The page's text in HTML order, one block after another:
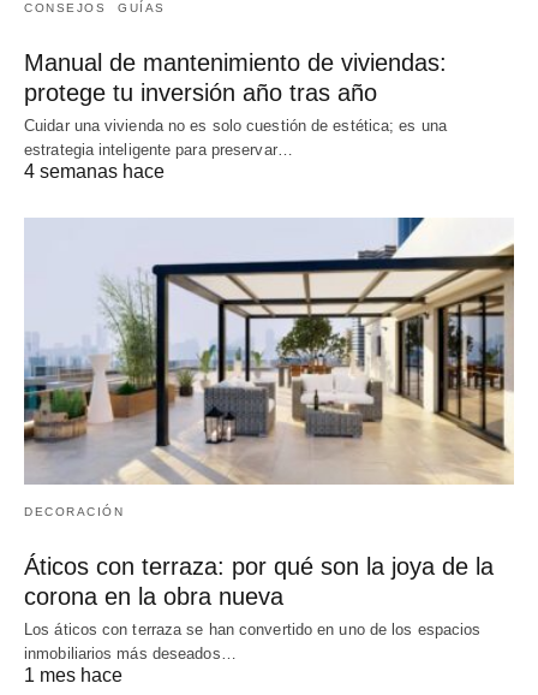
CONSEJOS GUÍAS
Manual de mantenimiento de viviendas:
protege tu inversión año tras año
Cuidar una vivienda no es solo cuestión de estética; es una
estrategia inteligente para preservar…
4 semanas hace
DECORACIÓN
Áticos con terraza: por qué son la joya de la
corona en la obra nueva
Los áticos con terraza se han convertido en uno de los espacios
inmobiliarios más deseados…
1 mes hace